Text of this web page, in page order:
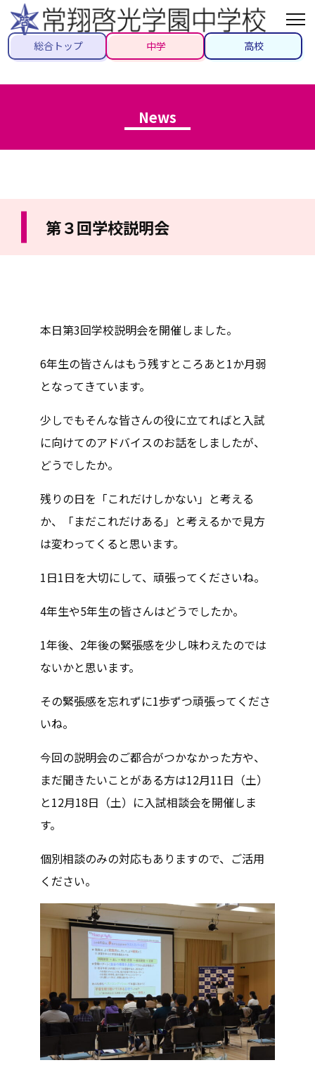
総合トップ 中学 高校
News
第３回学校説明会
本日第3回学校説明会を開催しました。
6年生の皆さんはもう残すところあと1か月弱
となってきています。
少しでもそんな皆さんの役に立てればと入試
に向けてのアドバイスのお話をしましたが、
どうでしたか。
残りの日を「これだけしかない」と考える
か、「まだこれだけある」と考えるかで見方
は変わってくると思います。
1日1日を大切にして、頑張ってくださいね。
4年生や5年生の皆さんはどうでしたか。
1年後、2年後の緊張感を少し味わえたのでは
ないかと思います。
その緊張感を忘れずに1歩ずつ頑張ってくださ
いね。
今回の説明会のご都合がつかなかった方や、
まだ聞きたいことがある方は12月11日（土）
と12月18日（土）に入試相談会を開催しま
す。
個別相談のみの対応もありますので、ご活用
ください。